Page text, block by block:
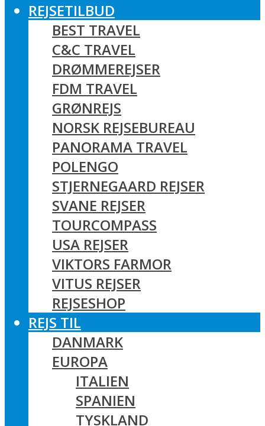
REJSETILBUD
BEST TRAVEL
C&C TRAVEL
DRØMMEREJSER
FDM TRAVEL
GRØNREJS
NORSK REJSEBUREAU
PANORAMA TRAVEL
POLENGO
STJERNEGAARD REJSER
SVANE REJSER
TOURCOMPASS
USA REJSER
VIKTORS FARMOR
VITUS REJSER
REJSESHOP
REJS TIL
DANMARK
EUROPA
ITALIEN
SPANIEN
TYSKLAND